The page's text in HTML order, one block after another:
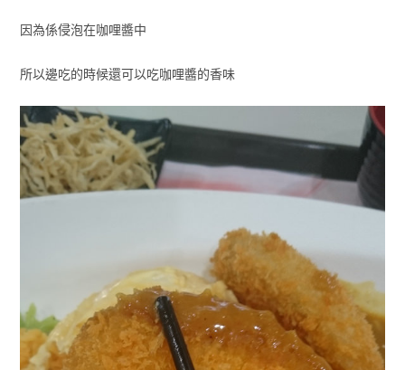
因為係侵泡在咖哩醬中
所以邊吃的時候還可以吃咖哩醬的香味